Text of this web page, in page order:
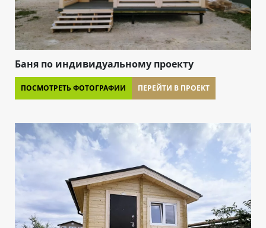
Баня по индивидуальному проекту
ПОСМОТРЕТЬ ФОТОГРАФИИ ПЕРЕЙТИ В ПРОЕКТ